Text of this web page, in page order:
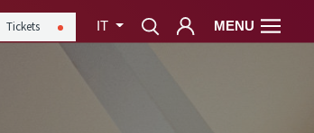
Tickets IT MENU